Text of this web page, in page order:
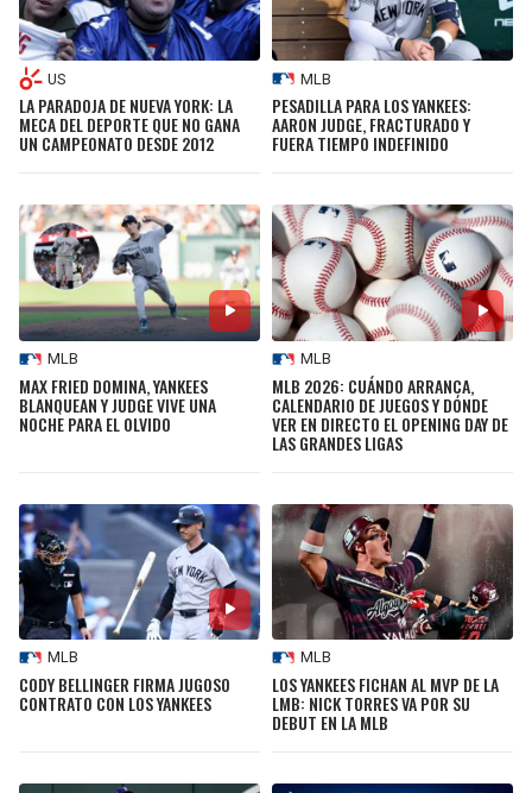
US
LA PARADOJA DE NUEVA YORK: LA
MECA DEL DEPORTE QUE NO GANA
UN CAMPEONATO DESDE 2012
MLB
PESADILLA PARA LOS YANKEES:
AARON JUDGE, FRACTURADO Y
FUERA TIEMPO INDEFINIDO
MLB
MAX FRIED DOMINA, YANKEES
BLANQUEAN Y JUDGE VIVE UNA
NOCHE PARA EL OLVIDO
MLB
MLB 2026: CUÁNDO ARRANCA,
CALENDARIO DE JUEGOS Y DÓNDE
VER EN DIRECTO EL OPENING DAY DE
LAS GRANDES LIGAS
MLB
CODY BELLINGER FIRMA JUGOSO
CONTRATO CON LOS YANKEES
MLB
LOS YANKEES FICHAN AL MVP DE LA
LMB: NICK TORRES VA POR SU
DEBUT EN LA MLB